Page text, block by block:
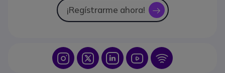
¡Regístrarme ahora! icon
Icon IconIcon Icon Icon